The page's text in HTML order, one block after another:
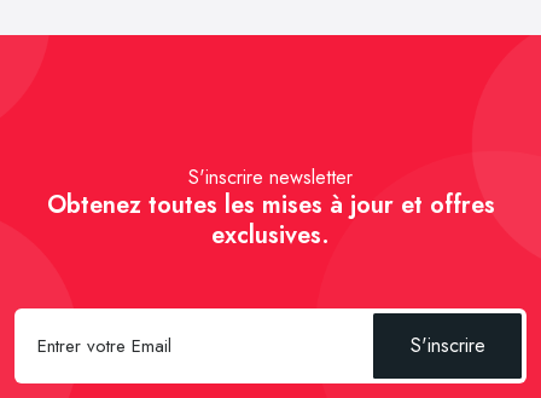
S'inscrire newsletter
Obtenez toutes les mises à jour et offres
exclusives.
S'inscrire